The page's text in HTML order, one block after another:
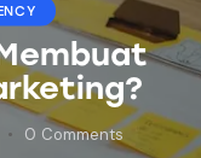
0 Comments